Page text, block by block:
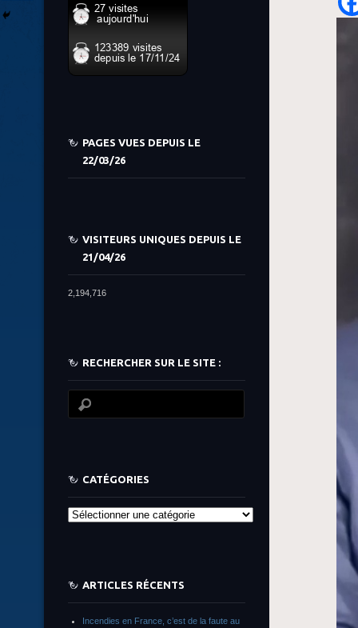
PAGES VUES DEPUIS LE
22/03/26
VISITEURS UNIQUES DEPUIS LE
21/04/26
2,194,716
RECHERCHER SUR LE SITE :
CATÉGORIES
Catégories
ARTICLES RÉCENTS
Incendies en France, c’est de la faute au